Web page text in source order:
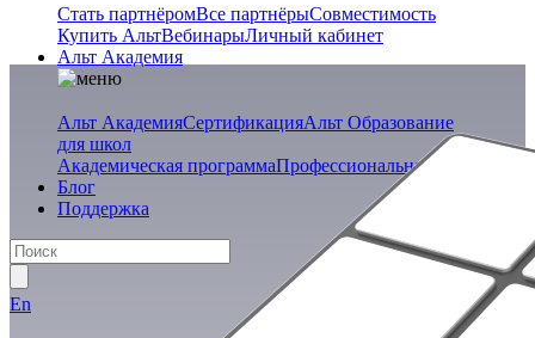
Стать партнёромВсе партнёрыСовместимость
Купить АльтВебинарыЛичный кабинет
Альт Академия
Альт АкадемияСертификацияАльт Образование
для школ
Академическая программаПрофессиональная программа
Блог
Поддержка
En